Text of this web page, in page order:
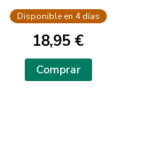
Disponible en 4 días
18,95 €
Comprar